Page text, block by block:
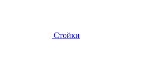
Стойки